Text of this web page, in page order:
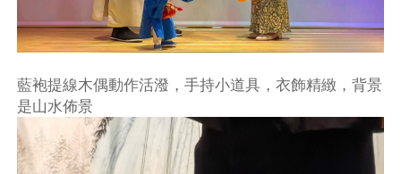
藍袍提線木偶動作活潑，手持小道具，衣飾精緻，背景
是山水佈景